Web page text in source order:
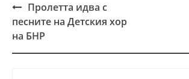
Post
navigation
Пролетта идва с
песните на Детския хор
на БНР